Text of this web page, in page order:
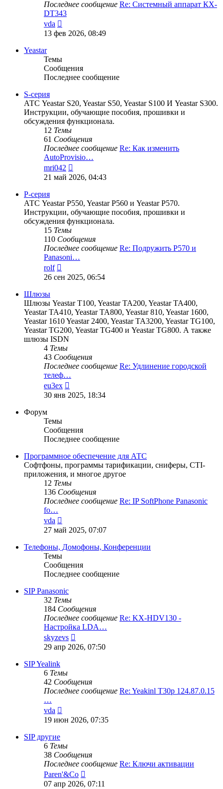
Последнее сообщение Re: Системный аппарат КХ-
DT343
vda
к
последнему
13 фев 2026, 08:49
Yeastar
Темы
Сообщения
Последнее сообщение
S-серия
АТС Yeastar S20, Yeastar S50, Yeastar S100 И Yeastar S300.
Инструкции, обучающие пособия, прошивки и
обсуждения функционала.
12 Темы
61 Сообщения
Последнее сообщение Re: Как изменить
AutoProvisio…
mri042
к
последнему
21 май 2026, 04:43
P-серия
АТС Yeastar P550, Yeastar P560 и Yeastar P570.
Инструкции, обучающие пособия, прошивки и
обсуждения функционала.
15 Темы
110 Сообщения
Последнее сообщение Re: Подружить P570 и
Panasoni…
rolf
к
последнему
26 сен 2025, 06:54
Шлюзы
Шлюзы Yeastar T100, Yeastar TA200, Yeastar TA400,
Yeastar TA410, Yeastar TA800, Yeastar 810, Yeastar 1600,
Yeastar 1610 Yeastar 2400, Yeastar TA3200, Yeastar TG100,
Yeastar TG200, Yeastar TG400 и Yeastar TG800. А также
шлюзы ISDN
4 Темы
43 Сообщения
Последнее сообщение Re: Удлинение городской
телеф…
eu3ex
к
последнему
30 янв 2025, 18:34
Форум
Темы
Сообщения
Последнее сообщение
Программное обеспечение для АТС
Софтфоны, программы тарификации, сниферы, CTI-
приложения, и многое другое
12 Темы
136 Сообщения
Последнее сообщение Re: IP SoftPhone Panasonic
fo…
vda
к
последнему
сообщению
27 май 2025, 07:07
Телефоны, Домофоны, Конференции
Темы
Сообщения
Последнее сообщение
SIP Panasonic
32 Темы
184 Сообщения
Последнее сообщение Re: KX-HDV130 -
Настройка LDA…
skyzevs
к
последнему
29 апр 2026, 07:50
SIP Yealink
6 Темы
42 Сообщения
Последнее сообщение Re: Yeakinl T30p 124.87.0.15
…
vda
к
последнему
19 июн 2026, 07:35
SIP другие
6 Темы
38 Сообщения
Последнее сообщение Re: Ключи активации
Paren'&Co
к
07 апр 2026, 07:11